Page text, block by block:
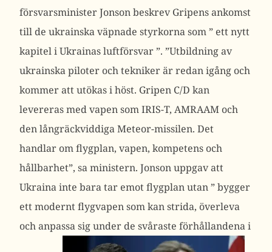
försvarsministerJonson beskrev Gripens ankomst
till de ukrainska väpnade styrkorna som ” ett nytt
kapitel i Ukrainas luftförsvar”. ”Utbildning av
ukrainska piloter och tekniker är redan igång och
kommer att utökas i höst. Gripen C/D kan
levereras med vapen som IRIS-T, AMRAAM och
den långräckviddiga Meteor-missilen. Det
handlar om flygplan, vapen, kompetens och
hållbarhet”, sa ministern. Jonson uppgav att
Ukraina inte bara tar emot flygplan utan ”bygger
ett modernt flygvapen som kan strida, överleva
och anpassa sig under de svåraste förhållandena i